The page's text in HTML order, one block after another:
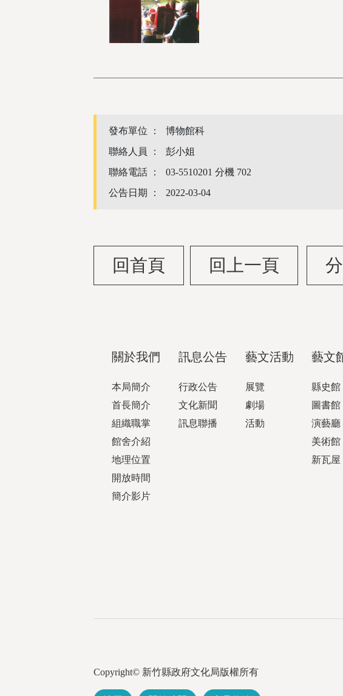
發布單位 ：
博物館科
聯絡人員 ：
彭小姐
聯絡電話 ：
03-5510201 分機 702
公告日期 ：
2022-03-04
回首頁 回上一頁
關於我們
本局簡介
首長簡介
組織職掌
館舍介紹
地理位置
開放時間
簡介影片
訊息公告
行政公告
文化新聞
訊息聯播
藝文活動
展覽
劇場
活動
藝文
縣史館
圖書館
演藝廳
美術館
新瓦屋
Copyright© 新竹縣政府文化局版權所有